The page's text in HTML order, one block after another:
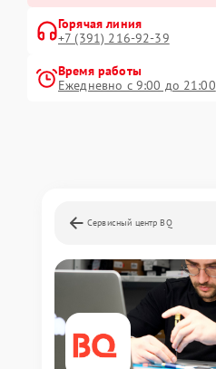
Горячая линия
+7 (391) 216-92-39
Время работы
Ежедневно с 9:00 до 21:00
Сервисный центр BQ